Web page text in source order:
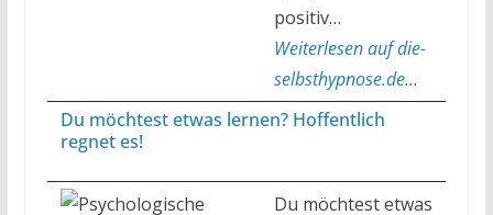
positiv…
Weiterlesen auf die-
selbsthypnose.de...
Du möchtest etwas lernen? Hoffentlich
regnet es!
Du möchtest etwas